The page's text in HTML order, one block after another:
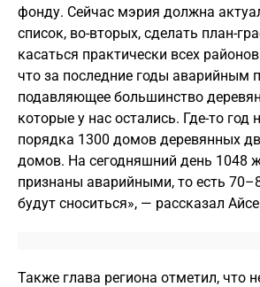
фонду. Сейчас мэрия должна
список, во-вторых, сделать план-
касаться практически всех
что за последние годы аварийным
подавляющее большинство
которые у нас остались. Где-то год
порядка 1300 домов деревянных
домов. На сегодняшний день 1048
признаны аварийными, то есть
будут сноситься», — рассказал
Также глава региона отметил, что